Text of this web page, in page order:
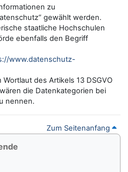
zu
gewählt werden.
staatliche Hochschulen
ebenfalls den Begriff
www.datenschutz-
des Artikels 13 DSGVO
die Datenkategorien bei
nennen.
Zum Seitenanfang